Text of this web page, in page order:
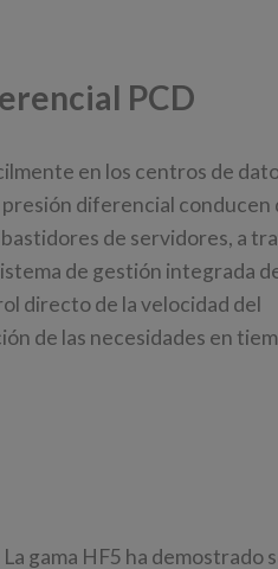
PCD
en los centros de
diferencial conducen
de servidores, a
de gestión integrada
directo de la velocidad del
de las necesidades en
gama HF5 ha demostrado